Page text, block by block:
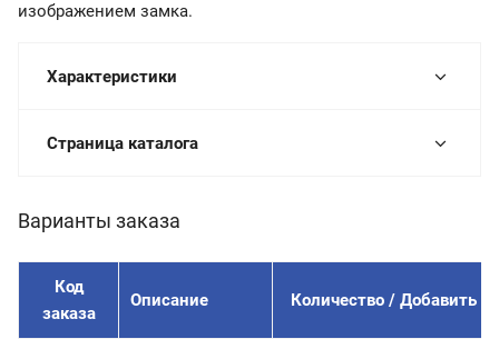
изображением замка.
Характеристики
Страница каталога
Варианты заказа
Код
заказа
Описание Количество / Добавить